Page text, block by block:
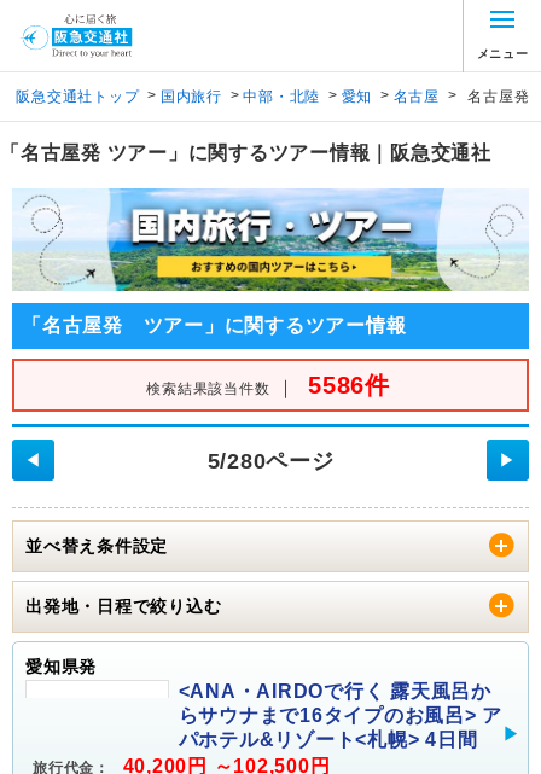
メニュー
阪急交通社トップ > 国内旅行 > 中部・北陸 > 愛知 > 名古屋 > 名古屋発
「名古屋発 ツアー」に関するツアー情報｜阪急交通社
「名古屋発 ツアー」に関するツアー情報
検索結果該当件数 ｜ 5586件
5/280ページ
◀ ▶
並べ替え条件設定
出発地・日程で絞り込む
愛知県発
<ANA・AIRDOで行く 露天風呂か
らサウナまで16タイプのお風呂> ア
パホテル&リゾート<札幌> 4日間
旅行代金： 40,200円 ～102,500円